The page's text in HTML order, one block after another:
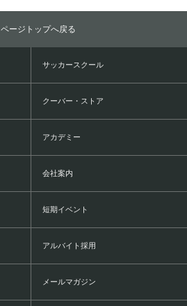
ページトップへ戻る
サッカースクール
クーバー・ストア
アカデミー
会社案内
短期イベント
アルバイト採用
メールマガジン